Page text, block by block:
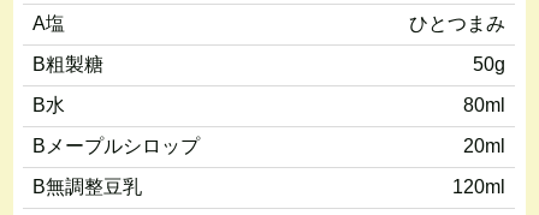
A塩
ひとつまみ
B粗製糖
50g
B水
80ml
Bメープルシロップ
20ml
B無調整豆乳
120ml